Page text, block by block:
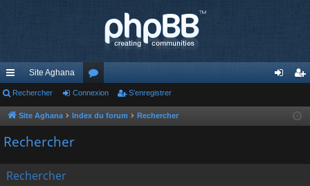
cc
ès
ra
de
Site Aghana
or
u nr
Rechercher Connexion S’enregistrer
Site Aghana Index du forum Rechercher
Rechercher
Rechercher